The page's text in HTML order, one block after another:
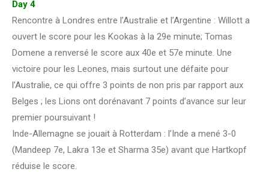
Day 4
Rencontre à Londres entre l’Australie et l’Argentine : Willott a
ouvert le score pour les Kookas à la 29e minute; Tomas
Domene a renversé le score aux 40e et 57e minute. Une
victoire pour les Leones, mais surtout une défaite pour
l’Australie, ce qui offre 3 points de non pris par rapport aux
Belges ; les Lions ont dorénavant 7 points d’avance sur leur
premier poursuivant !
Inde-Allemagne se jouait à Rotterdam : l’Inde a mené 3-0
(Mandeep 7e, Lakra 13e et Sharma 35e) avant que Hartkopf
réduise le score.